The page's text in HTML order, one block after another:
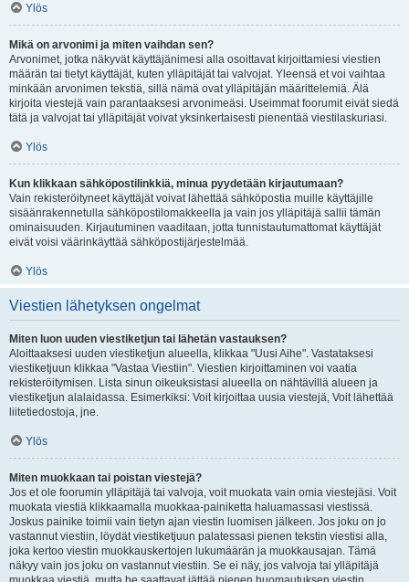
Ylös
Mikä on arvonimi ja miten vaihdan sen?
Arvonimet, jotka näkyvät käyttäjänimesi alla osoittavat kirjoittamiesi viestien
määrän tai tietyt käyttäjät, kuten ylläpitäjät tai valvojat. Yleensä et voi vaihtaa
minkään arvonimen tekstiä, sillä nämä ovat ylläpitäjän määrittelemiä. Älä
kirjoita viestejä vain parantaaksesi arvonimeäsi. Useimmat foorumit eivät siedä
tätä ja valvojat tai ylläpitäjät voivat yksinkertaisesti pienentää viestilaskuriasi.
Ylös
Kun klikkaan sähköpostilinkkiä, minua pyydetään kirjautumaan?
Vain rekisteröityneet käyttäjät voivat lähettää sähköpostia muille käyttäjille
sisäänrakennetulla sähköpostilomakkeella ja vain jos ylläpitäjä sallii tämän
ominaisuuden. Kirjautuminen vaaditaan, jotta tunnistautumattomat käyttäjät
eivät voisi väärinkäyttää sähköpostijärjestelmää.
Ylös
Viestien lähetyksen ongelmat
Miten luon uuden viestiketjun tai lähetän vastauksen?
Aloittaaksesi uuden viestiketjun alueella, klikkaa "Uusi Aihe". Vastataksesi
viestiketjuun klikkaa "Vastaa Viestiin". Viestien kirjoittaminen voi vaatia
rekisteröitymisen. Lista sinun oikeuksistasi alueella on nähtävillä alueen ja
viestiketjun alalaidassa. Esimerkiksi: Voit kirjoittaa uusia viestejä, Voit lähettää
liitetiedostoja, jne.
Ylös
Miten muokkaan tai poistan viestejä?
Jos et ole foorumin ylläpitäjä tai valvoja, voit muokata vain omia viestejäsi. Voit
muokata viestiä klikkaamalla muokkaa-painiketta haluamassasi viestissä.
Joskus painike toimii vain tietyn ajan viestin luomisen jälkeen. Jos joku on jo
vastannut viestiin, löydät viestiketjuun palatessasi pienen tekstin viestisi alla,
joka kertoo viestin muokkauskertojen lukumäärän ja muokkausajan. Tämä
näkyy vain jos joku on vastannut viestiin. Se ei näy, jos valvoja tai ylläpitäjä